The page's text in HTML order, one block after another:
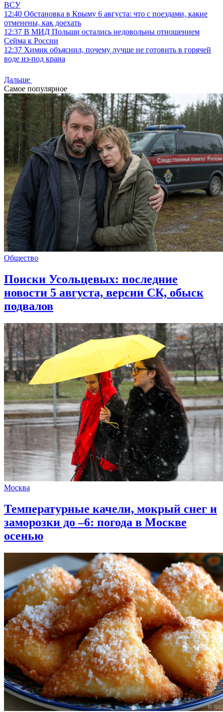
ВСУ
12:40 Обстановка в Крыму 6 августа: что с поездами, какие
отменены, как доехать
12:37 В МИД Польши остались недовольны отношением
Сейма к России
12:37 Химик объяснил, почему лучше не готовить в горячей
воде из-под крана
Дальше
Самое популярное
Общество
Поиски Усольцевых: последние
новости 5 августа, версии СК, обыск
подвалов
Москва
Температурные качели, мокрый снег и
заморозки до –6: погода в Москве
осенью